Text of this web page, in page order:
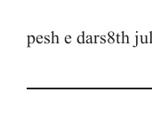
pesh e dars8th